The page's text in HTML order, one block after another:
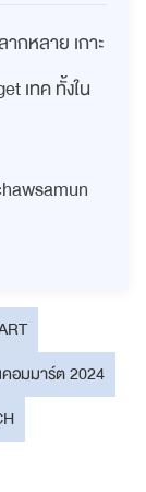
กหลาย เกาะ
เทค ทั้งใน
อมมาร์ต 2024